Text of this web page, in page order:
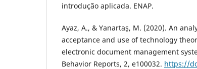
introdução aplicada. ENAP.
Ayaz, A., & Yanartaş, M. (2020). An
acceptance and use of technology
electronic document management
Behavior Reports, 2, e100032. https://